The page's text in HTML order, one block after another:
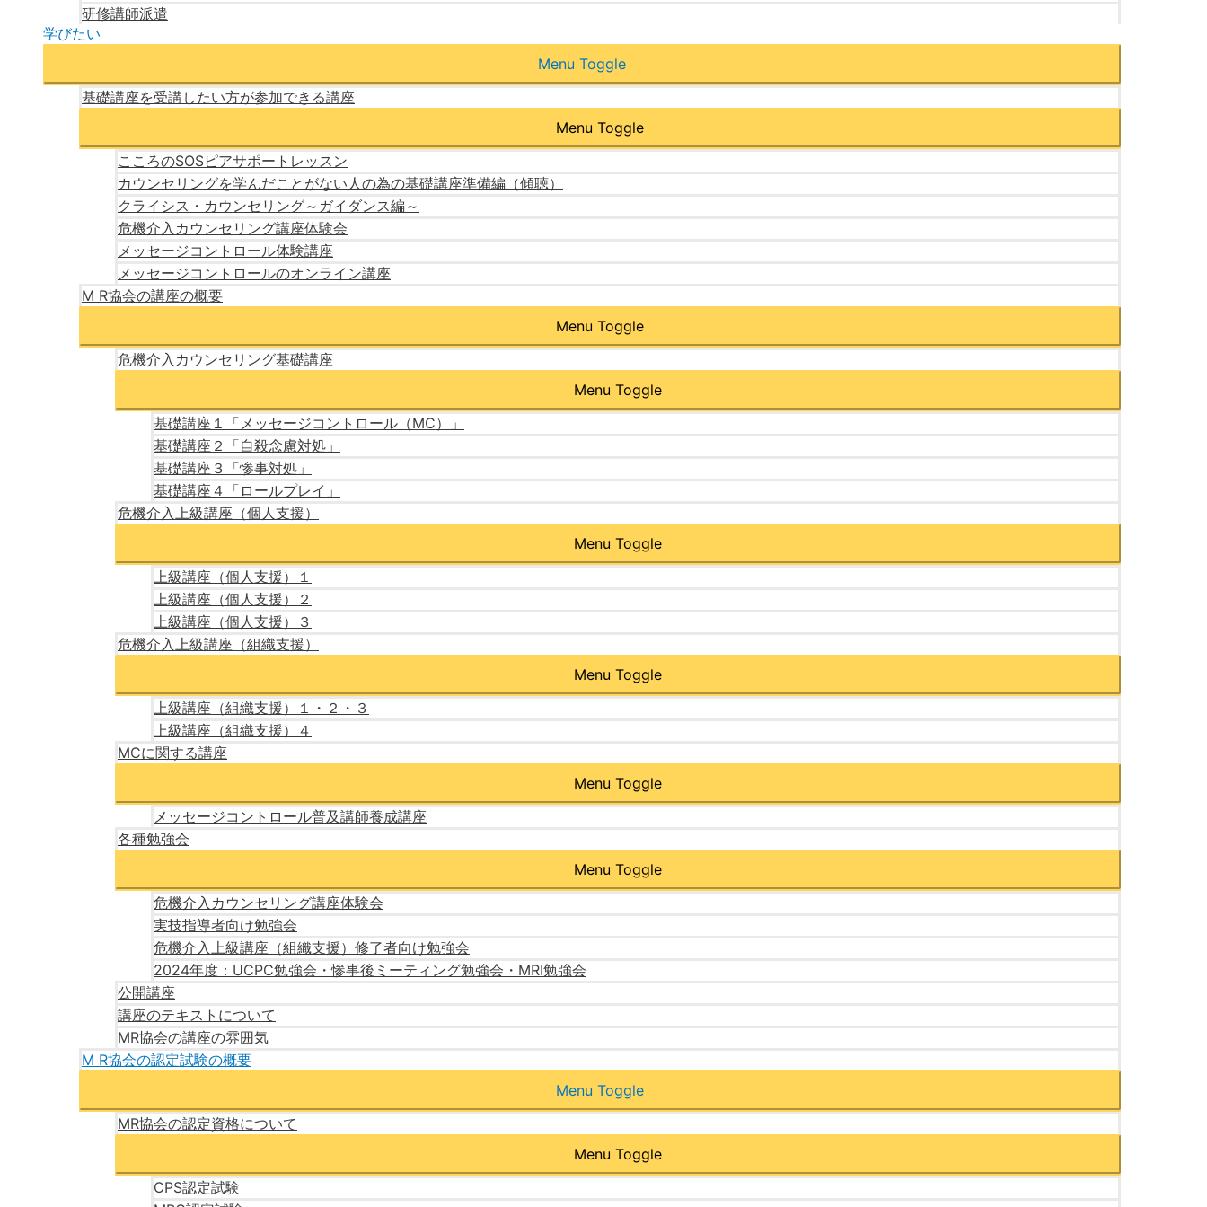
研修講師派遣
学びたい
Menu Toggle
基礎講座を受講したい方が参加できる講座
Menu Toggle
こころのSOSピアサポートレッスン
カウンセリングを学んだことがない人の為の基礎講座準備編（傾聴）
クライシス・カウンセリング～ガイダンス編～
危機介入カウンセリング講座体験会
メッセージコントロール体験講座
メッセージコントロールのオンライン講座
M R協会の講座の概要
Menu Toggle
危機介入カウンセリング基礎講座
Menu Toggle
基礎講座１「メッセージコントロール（MC）」
基礎講座２「自殺念慮対処」
基礎講座３「惨事対処」
基礎講座４「ロールプレイ」
危機介入上級講座（個人支援）
Menu Toggle
上級講座（個人支援）１
上級講座（個人支援）２
上級講座（個人支援）３
危機介入上級講座（組織支援）
Menu Toggle
上級講座（組織支援）１・２・３
上級講座（組織支援）４
MCに関する講座
Menu Toggle
メッセージコントロール普及講師養成講座
各種勉強会
Menu Toggle
危機介入カウンセリング講座体験会
実技指導者向け勉強会
危機介入上級講座（組織支援）修了者向け勉強会
2024年度：UCPC勉強会・惨事後ミーティング勉強会・MRI勉強会
公開講座
講座のテキストについて
MR協会の講座の雰囲気
M R協会の認定試験の概要
Menu Toggle
MR協会の認定資格について
Menu Toggle
CPS認定試験